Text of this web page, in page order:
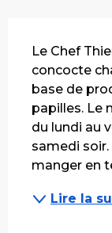
Le Chef
concocte
base de
papilles. Le
du lundi au
samedi
manger en
Lire la